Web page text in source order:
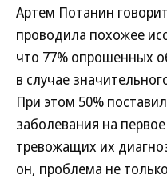
Артем Потанин
проводила похожее
что 77% опрошенных
в случае
При этом 50%
заболевания на
тревожащих их
он, проблема не